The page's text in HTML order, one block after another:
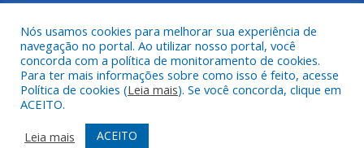
Todos os direitos reservados a Câmara Municipal de Juruti.
Mapa do Site
Acessar Área Administrativa
Nós usamos cookies para melhorar sua experiência de
navegação no portal. Ao utilizar nosso portal, você
concorda com a política de monitoramento de cookies.
Para ter mais informações sobre como isso é feito, acesse
Política de cookies (Leia mais). Se você concorda, clique em
ACEITO.
Leia mais
ACEITO